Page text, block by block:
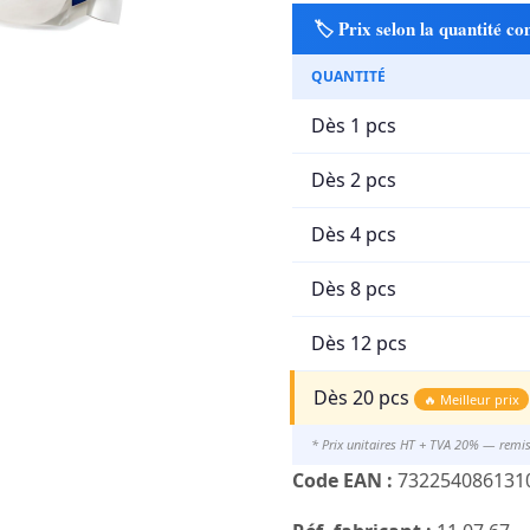
🏷️ Prix selon la quantité
QUANTITÉ
Dès 1 pcs
Dès 2 pcs
Dès 4 pcs
Dès 8 pcs
Dès 12 pcs
Dès 20 pcs 🔥 Meilleur prix
* Prix unitaires HT + TVA 20% —
Code EAN :